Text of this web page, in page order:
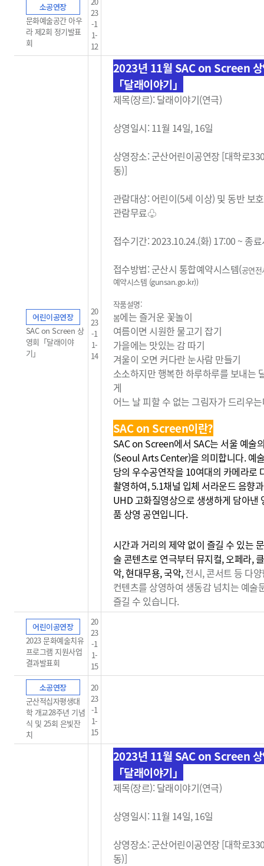
소공연장
문화예술공간 아우
라 제2회 정기발표
회
23
-1
1-
12
어린이공연장
SAC on Screen 상
영회「달래이야
기」
20
23
-1
1-
14
2023년 11월 SAC on Screen
「달래이야기」
제목(장르): 달래이야기(연극)
상영일시: 11월 14일, 16일
상영장소: 군산어린이공연장 [대학로
동)]
관람대상: 어린이(5세 이상) 및 동반 보
관람무료♧
접수기간: 2023.10.24.(화) 17:00 ~ 종
접수방법: 군산시 통합예약시스템(공연
예약시스템 (gunsan.go.kr))
작품설명:
봄에는 즐거운 꽃놀이
여름이면 시원한 물고기 잡기
가을에는 맛있는 감 따기
겨울이 오면 커다란 눈사람 만들기
소소하지만 행복한 하루하루를 보내는
게
어느 날 피할 수 없는 그림자가 드리우
SAC on Screen이란?
SAC on Screen에서 SAC는 서울 예술
(Seoul Arts Center)을 의미합니다. 예
당의 우수공연작을 10여대의 카메라로
촬영하여, 5.1채널 입체 서라운드 음향
UHD 고화질영상으로 생생하게 담아낸
품 상영 공연입니다.
시간과 거리의 제약 없이 즐길 수 있는
술 콘텐츠로 연극부터 뮤지컬, 오페라,
악, 현대무용, 국악,전시, 콘서트 등 다
컨텐츠를 상영하여 생동감 넘치는 예술
즐길 수 있습니다.
어린이공연장
2023 문화예술치유
프로그램 지원사업
결과발표회
20
23
-1
1-
15
소공연장
군산적십자평생대
학 개교28주년 기념
식 및 25회 은빛잔
치
20
23
-1
1-
15
2023년 11월 SAC on Screen
「달래이야기」
제목(장르): 달래이야기(연극)
상영일시: 11월 14일, 16일
상영장소: 군산어린이공연장 [대학로
동)]